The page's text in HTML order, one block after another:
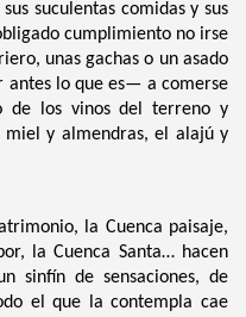
suculentas comidas y sus
cumplimiento no irse
unas gachas o un asado
antes lo que es— a comerse
de los vinos del terreno y
miel y almendras, el alajú y
la Cuenca paisaje,
la Cuenca Santa… hacen
sinfín de sensaciones, de
el que la contempla cae